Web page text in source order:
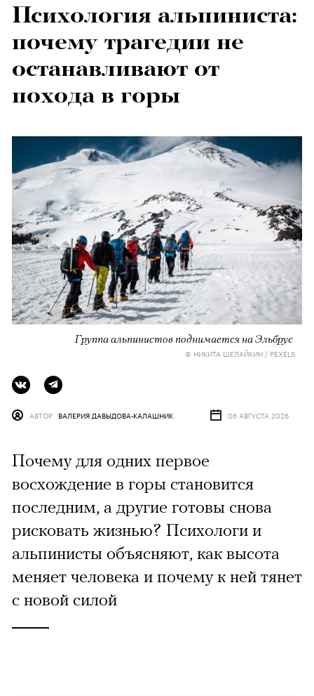
Психология альпиниста:
почему трагедии не
останавливают от
похода в горы
Группа альпинистов поднимается на Эльбрус
© НИКИТА ШЕЛАЙКИН / PEXELS
АВТОР ВАЛЕРИЯ ДАВЫДОВА-КАЛАШНИК 06 АВГУСТА 2026
Почему для одних первое
восхождение в горы становится
последним, а другие готовы снова
рисковать жизнью? Психологи и
альпинисты объясняют, как высота
меняет человека и почему к ней тянет
с новой силой